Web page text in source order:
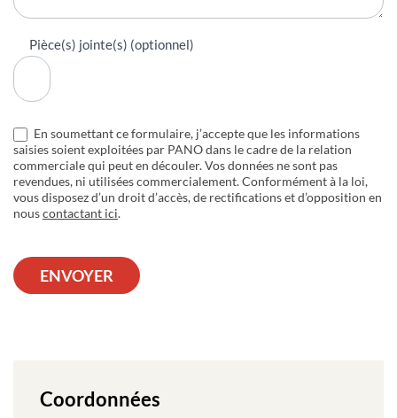
Pièce(s) jointe(s) (optionnel)
En soumettant ce formulaire, j’accepte que les informations
saisies soient exploitées par PANO dans le cadre de la relation
commerciale qui peut en découler. Vos données ne sont pas
revendues, ni utilisées commercialement. Conformément à la loi,
vous disposez d’un droit d’accès, de rectifications et d’opposition en
nouscontactant ici.
ENVOYER
Coordonnées